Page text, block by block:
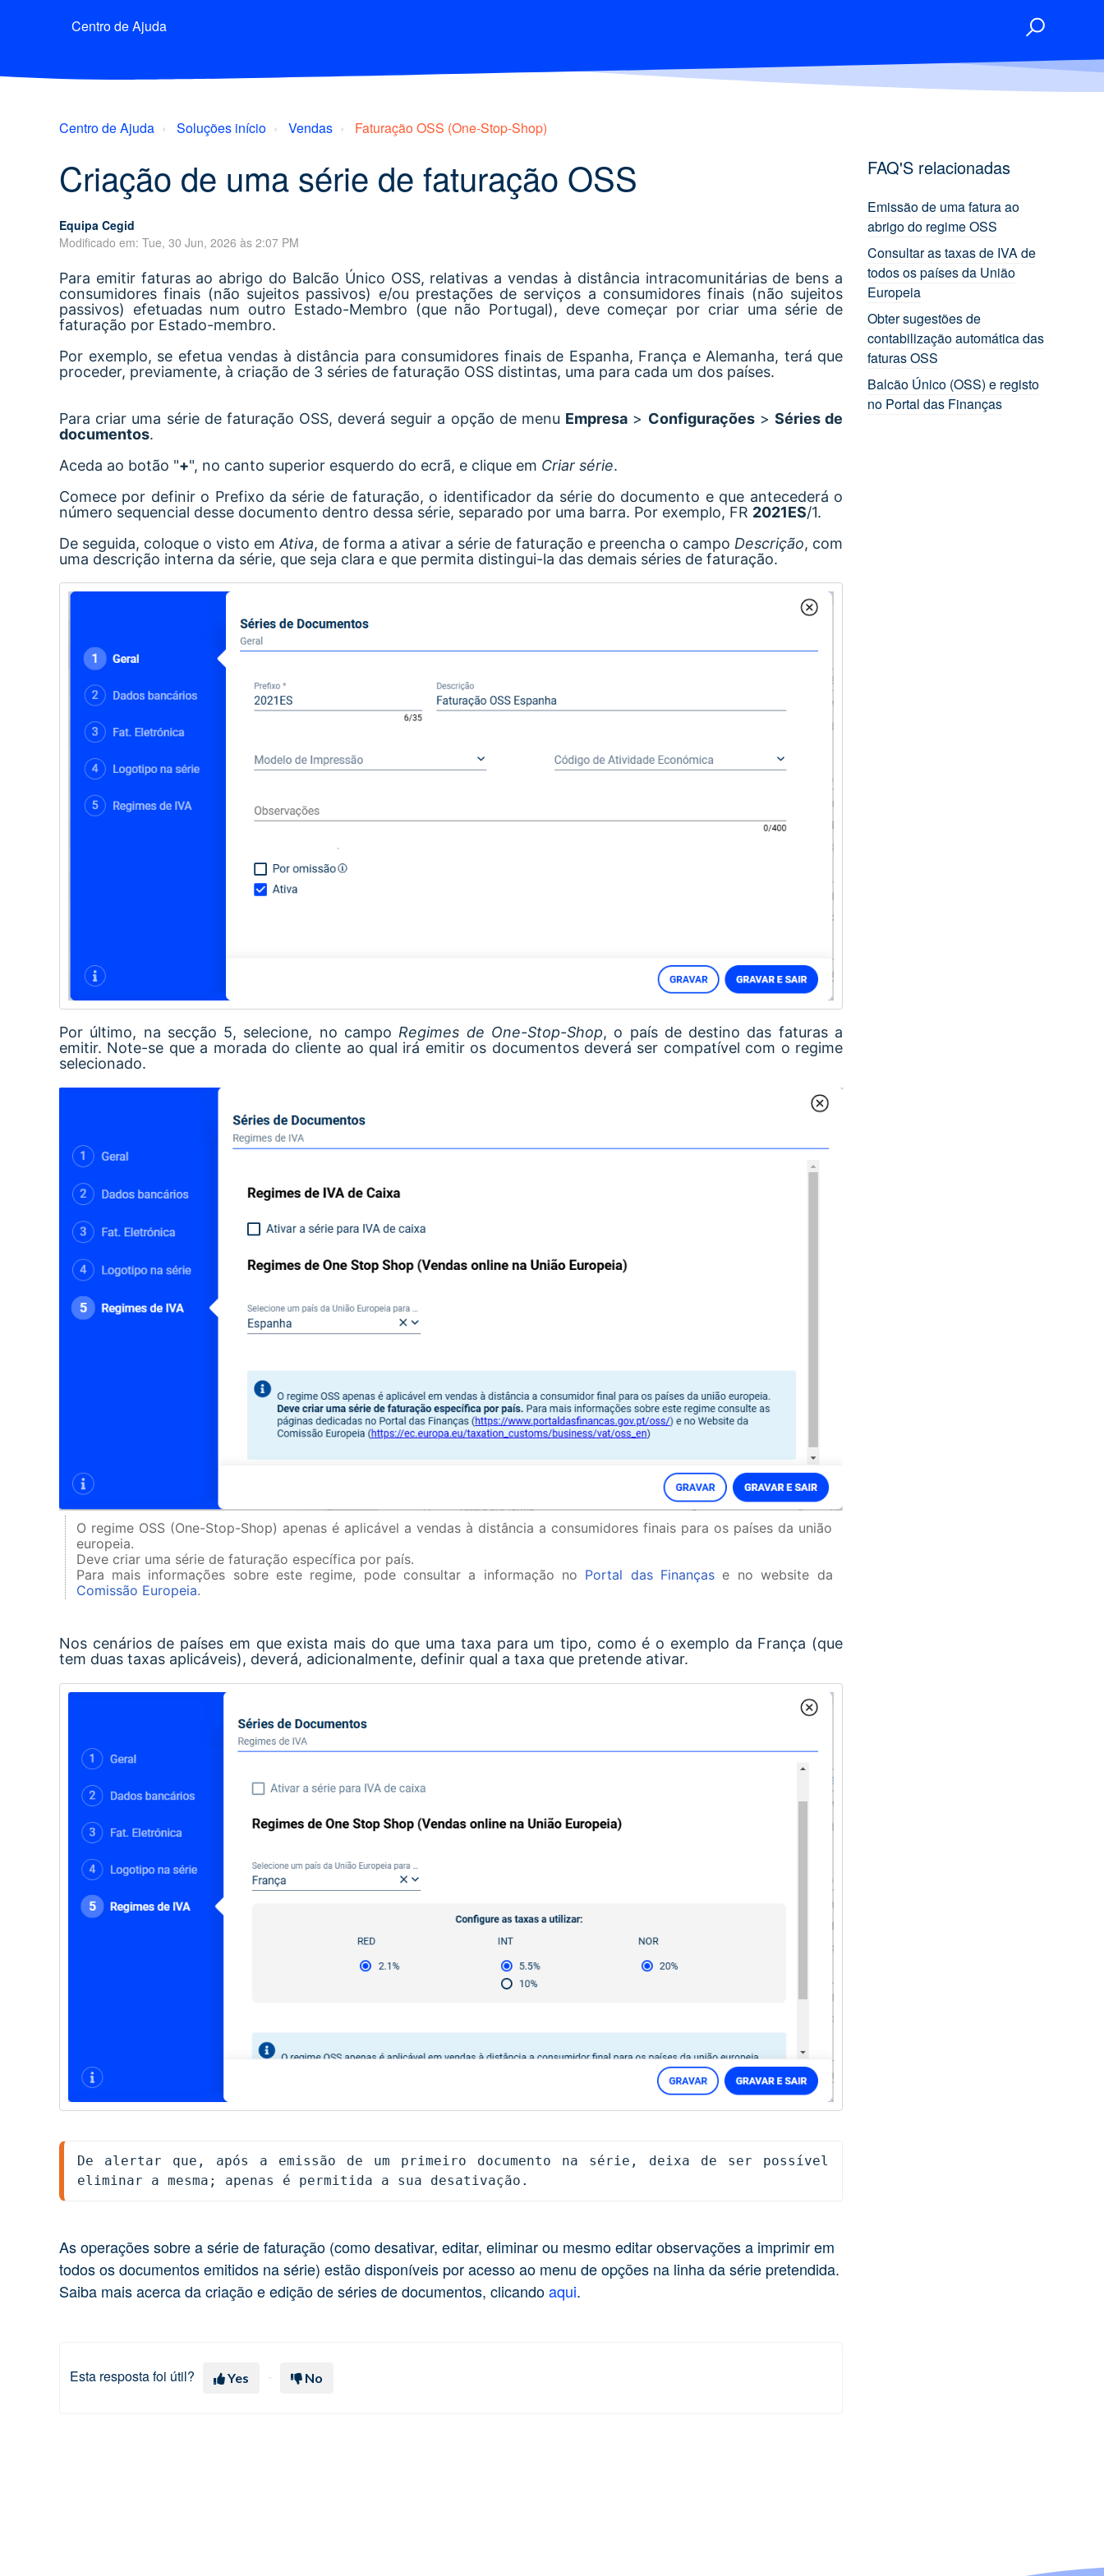
Centro de Ajuda
Centro de Ajuda Soluções início Vendas Faturação OSS (One-Stop-Shop)
Criação de uma série de faturação OSS
Equipa Cegid
Modificado em: Tue, 30 Jun, 2026 às 2:07 PM
Para emitir faturas ao abrigo do Balcão Único OSS, relativas a vendas à distância intracomunitárias de bens a
consumidores finais (não sujeitos passivos) e/ou prestações de serviços a consumidores finais (não sujeitos
passivos) efetuadas num outro Estado-Membro (que não Portugal), deve começar por criar uma série de
faturação por Estado-membro.
Por exemplo, se efetua vendas à distância para consumidores finais de Espanha, França e Alemanha, terá que
proceder, previamente, à criação de 3 séries de faturação OSS distintas, uma para cada um dos países.
Para criar uma série de faturação OSS, deverá seguir a opção de menu Empresa > Configurações> Séries de
documentos.
Aceda ao botão "+", no canto superior esquerdo do ecrã, e clique em Criar série.
Comece por definir o Prefixo da série de faturação, o identificador da série do documento e que antecederá o
número sequencial desse documento dentro dessa série, separado por uma barra. Por exemplo, FR 2021ES/1.
De seguida, coloque o visto em Ativa, de forma a ativar a série de faturação e preencha o campo Descrição, com
uma descrição interna da série, que seja clara e que permita distingui-la das demais séries de faturação.
Por último, na secção 5, selecione, no campoRegimes de One-Stop-Shop, o país de destino das faturas a
emitir. Note-se que a morada do cliente ao qual irá emitir os documentos deverá ser compatível com o regime
selecionado.
O regime OSS (One-Stop-Shop) apenas é aplicável a vendas à distância a consumidores finais para os países da união
europeia.
Deve criar uma série de faturação específica por país.
Para mais informações sobre este regime, pode consultar a informação no Portal das Finanças e no website da
Comissão Europeia.
Nos cenários de países em que exista mais do que uma taxa para um tipo, como é o exemplo da França (que
tem duas taxas aplicáveis), deverá, adicionalmente, definir qual a taxa que pretende ativar.
De alertar que, após a emissão de um primeiro documento na série, deixa de ser possível
eliminar a mesma; apenas é permitida a sua desativação.
As operações sobre a série de faturação (como desativar, editar, eliminar ou mesmo editar observações a imprimir em
todos os documentos emitidos na série) estão disponíveis por acesso ao menu de opções na linha da série pretendida.
Saiba mais acerca da criação e edição de séries de documentos, clicandoaqui.
Esta resposta foi útil? Yes No
FAQ'S relacionadas
Emissão de uma fatura ao
abrigo do regime OSS
Consultar as taxas de IVA de
todos os países da União
Europeia
Obter sugestões de
contabilização automática das
faturas OSS
Balcão Único (OSS) e registo
no Portal das Finanças